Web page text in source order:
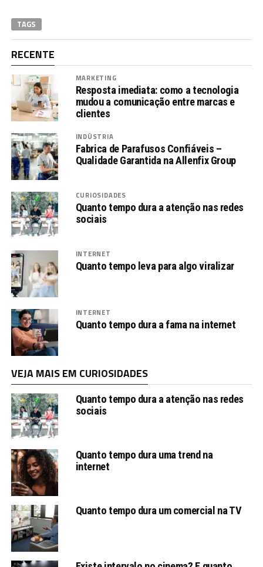
TAGS
RECENTE
MARKETING
Resposta imediata: como a tecnologia
mudou a comunicação entre marcas e
clientes
INDÚSTRIA
Fabrica de Parafusos Confiáveis –
Qualidade Garantida na Allenfix Group
CURIOSIDADES
Quanto tempo dura a atenção nas redes
sociais
INTERNET
Quanto tempo leva para algo viralizar
INTERNET
Quanto tempo dura a fama na internet
VEJA MAIS EM CURIOSIDADES
Quanto tempo dura a atenção nas redes
sociais
Quanto tempo dura uma trend na
internet
Quanto tempo dura um comercial na TV